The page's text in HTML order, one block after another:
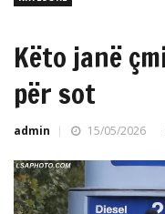
Këto janë
për sot
admin 15/05/2026